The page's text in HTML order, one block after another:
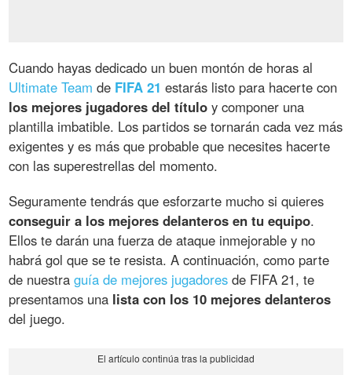
Cuando hayas dedicado un buen montón de horas al
Ultimate Team de FIFA 21 estarás listo para hacerte con
los mejores jugadores del título y componer una
plantilla imbatible. Los partidos se tornarán cada vez más
exigentes y es más que probable que necesites hacerte
con las superestrellas del momento.
Seguramente tendrás que esforzarte mucho si quieres
conseguir a los mejores delanteros en tu equipo.
Ellos te darán una fuerza de ataque inmejorable y no
habrá gol que se te resista. A continuación, como parte
de nuestraguía de mejores jugadores de FIFA 21, te
presentamos una lista con los 10 mejores delanteros
del juego.